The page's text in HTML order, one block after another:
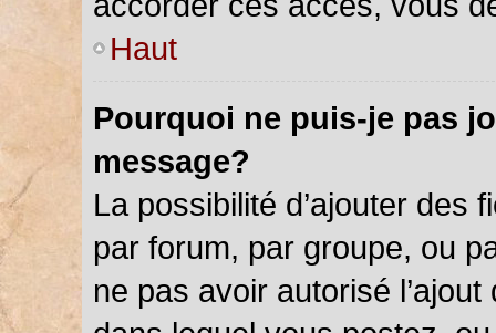
Haut
Pourquoi ne puis-je pas
message?
La possibilité d’ajouter des
par forum, par groupe, ou
ne pas avoir autorisé